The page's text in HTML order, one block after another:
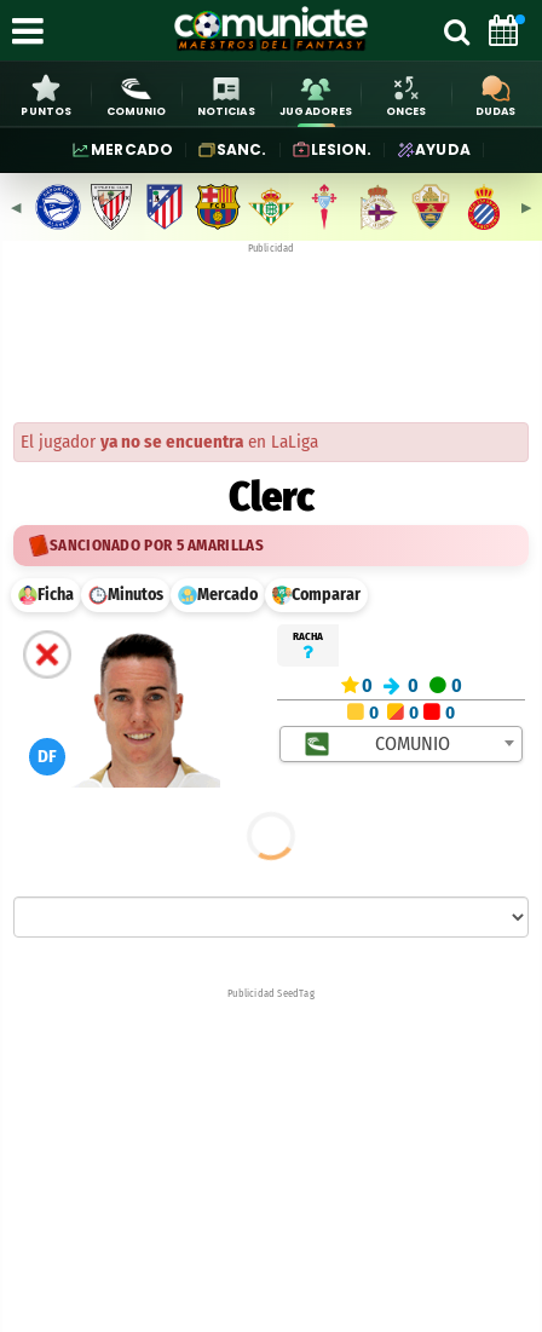
PUNTOS COMUNIO NOTICIAS JUGADORES ONCES DUDAS
MERCADO SANC. LESION. AYUDA
◀︎ ▶︎
Publicidad
El jugador ya no se encuentra en LaLiga
Clerc
SANCIONADO POR 5 AMARILLAS
Ficha Minutos Mercado Comparar
DF
RACHA
0 0 0
0 0 0
COMUNIO
Publicidad SeedTag